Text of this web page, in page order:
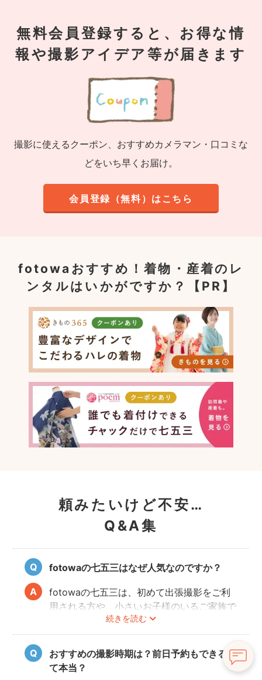
無料会員登録すると、お得な情
報や撮影アイデア等が届きます
撮影に使えるクーポン、おすすめカメラマン・口コミな
どをいち早くお届け。
会員登録（無料）はこちら
fotowaおすすめ！着物・産着のレ
ンタルはいかがですか？【PR】
頼みたいけど不安…
Q&A集
fotowaの七五三はなぜ人気なのですか？
続きを読む
fotowaの七五三は、初めて出張撮影をご利
用される方や、小さいお子様のいるご家族で
も「安心」して撮影を楽しんでいただけま
す。厳しい審査を通過した、子どもの扱いに
慣れているカメラマンが多数登録していま
す。
パパ・ママとお子様が一緒に撮影を楽しめる
おすすめの撮影時期は？前日予約もできるっ
て本当？